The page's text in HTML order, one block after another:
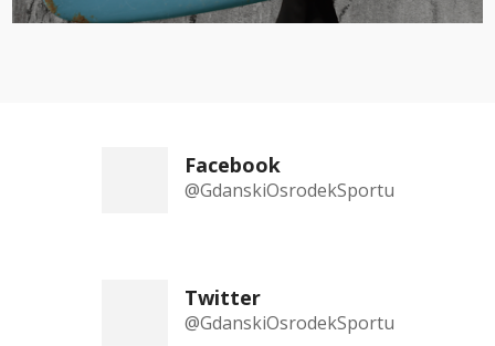
Facebook
@GdanskiOsrodekSportu
Twitter
@GdanskiOsrodekSportu